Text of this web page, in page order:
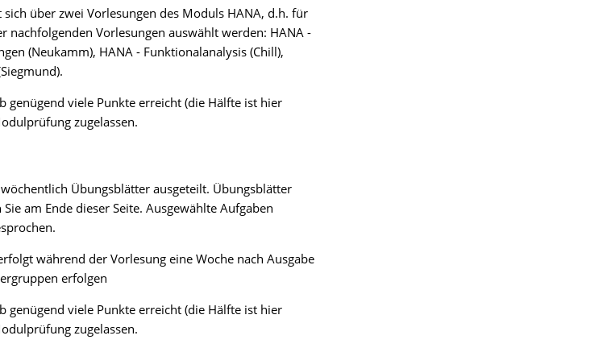
über zwei Vorlesungen des Moduls HANA, d.h. für
nachfolgenden Vorlesungen auswählt werden: HANA -
(Neukamm), HANA - Funktionalanalysis (Chill),
genügend viele Punkte erreicht (die Hälfte ist hier
zugelassen.
Übungsblätter ausgeteilt. Übungsblätter
am Ende dieser Seite. Ausgewählte Aufgaben
während der Vorlesung eine Woche nach Ausgabe
erfolgen
genügend viele Punkte erreicht (die Hälfte ist hier
zugelassen.